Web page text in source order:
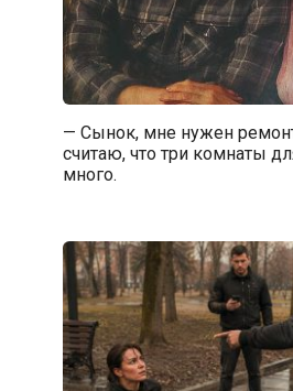
— Сынок, мне нужен
считаю, что три комнаты
много.